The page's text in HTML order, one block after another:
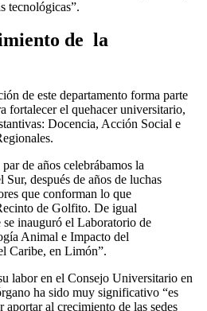
tecnológicas”.
de la
de este departamento forma parte
fortalecer el quehacer universitario,
Docencia, Acción Social e
de años celebrábamos la
Sur, después de años de luchas
que conforman lo que
de Golfito. De igual
se inauguró el Laboratorio de
Animal e Impacto del
Caribe, en Limón”.
labor en el Consejo Universitario en
ha sido muy significativo “es
aportar al crecimiento de las sedes